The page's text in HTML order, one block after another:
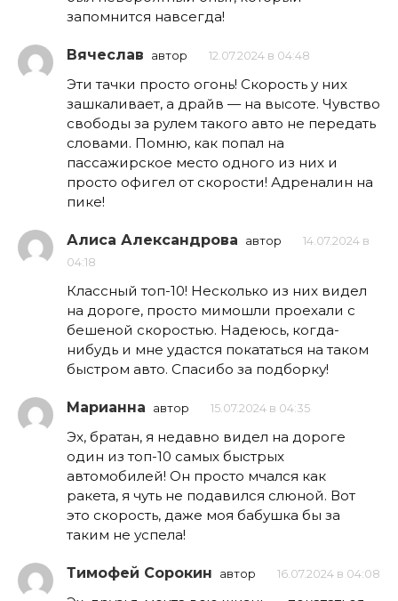
запомнится навсегда!
Вячеслав автор 12.07.2024 в 04:48
Эти тачки просто огонь! Скорость у них
зашкаливает, а драйв — на высоте. Чувство
свободы за рулем такого авто не передать
словами. Помню, как попал на
пассажирское место одного из них и
просто офигел от скорости! Адреналин на
пике!
Алиса Александрова автор
14.07.2024 в
04:18
Классный топ-10! Несколько из них видел
на дороге, просто мимошли проехали с
бешеной скоростью. Надеюсь, когда-
нибудь и мне удастся покататься на таком
быстром авто. Спасибо за подборку!
Марианна автор 15.07.2024 в 04:35
Эх, братан, я недавно видел на дороге
один из топ-10 самых быстрых
автомобилей! Он просто мчался как
ракета, я чуть не подавился слюной. Вот
это скорость, даже моя бабушка бы за
таким не успела!
Тимофей Сорокин автор 16.07.2024 в 04:08